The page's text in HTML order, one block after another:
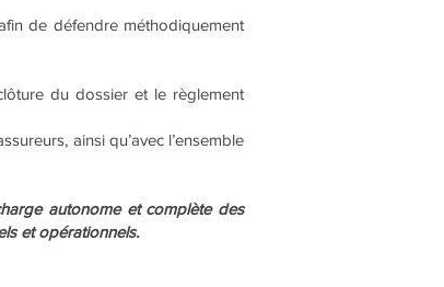
de défendre méthodiquement
du dossier et le règlement
ainsi qu’avec l’ensemble
autonome et complète des
et opérationnels.